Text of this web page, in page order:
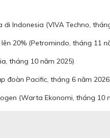
Indonesia (VIVA Techno,
20% (Petromindo, tháng 11
tháng 10 năm 2025)
đoàn Pacific, tháng 6 năm
(Warta Ekonomi, tháng 10